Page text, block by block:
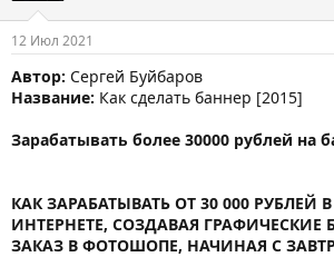
м
ы
а
л
а
12 Июл 2021
Автор: Сергей Буйбаров
Название: Как сделать баннер [2015]
Зарабатывать более 30000 рублей на
КАК ЗАРАБАТЫВАТЬ ОТ 30 000 РУБЛЕЙ
ИНТЕРНЕТЕ, СОЗДАВАЯ ГРАФИЧЕСКИЕ
ЗАКАЗ В ФОТОШОПЕ, НАЧИНАЯ С